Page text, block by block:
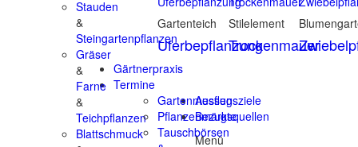
Stauden
&
Steingartenpflanzen
Gräser
&
Farne
&
Teichpflanzen
Blattschmuck
Gartenteich
Uferbepflanzung
Stilelement
Trockenmauer
Gärtnerpraxis
Termine
Gartenmessen
Pflanzenmärkte
Tauschbörsen
Ausflugsziele
Bezugsquellen
Menü